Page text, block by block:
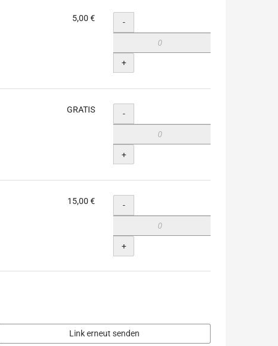
5,00 € Menge
-
+
GRATIS Menge
-
+
15,00 € Menge
-
+
Link erneut senden